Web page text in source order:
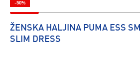
-50%
ŽENSKA HALJINA PUMA ESS
SLIM DRESS